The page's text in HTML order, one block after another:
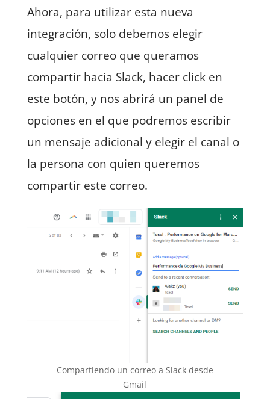
Ahora, para utilizar esta nueva
integración, solo debemos elegir
cualquier correo que queramos
compartir hacia Slack, hacer click en
este botón, y nos abrirá un panel de
opciones en el que podremos escribir
un mensaje adicional y elegir el canal o
la persona con quien queremos
compartir este correo.
Compartiendo un correo a Slack desde
Gmail